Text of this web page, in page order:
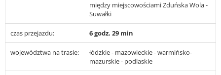
między miejscowościami Zduńska Wola -
Suwałki
czas przejazdu: 6 godz. 29 min
województwa na trasie:
łódzkie - mazowieckie - warmińsko-
mazurskie - podlaskie